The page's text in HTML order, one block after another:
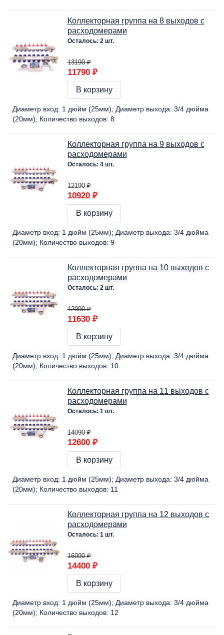
Коллекторная группа на 8 выходов с
расходомерами
Осталось: 2 шт.
13190 ₽
11790 ₽
В корзину
Диаметр вход: 1 дюйм (25мм) Диаметр выхода: 3/4 дюйма
(20мм)
Количество выходов: 8
Коллекторная группа на 9 выходов с
расходомерами
Осталось: 4 шт.
12190 ₽
10920 ₽
В корзину
Диаметр вход: 1 дюйм (25мм) Диаметр выхода: 3/4 дюйма
(20мм)
Количество выходов: 9
Коллекторная группа на 10 выходов с
расходомерами
Осталось: 2 шт.
12990 ₽
11630 ₽
В корзину
Диаметр вход: 1 дюйм (25мм) Диаметр выхода: 3/4 дюйма
(20мм)
Количество выходов: 10
Коллекторная группа на 11 выходов с
расходомерами
Осталось: 1 шт.
14090 ₽
12600 ₽
В корзину
Диаметр вход: 1 дюйм (25мм) Диаметр выхода: 3/4 дюйма
(20мм)
Количество выходов: 11
Коллекторная группа на 12 выходов с
расходомерами
Осталось: 1 шт.
16090 ₽
14400 ₽
В корзину
Диаметр вход: 1 дюйм (25мм) Диаметр выхода: 3/4 дюйма
(20мм)
Количество выходов: 12